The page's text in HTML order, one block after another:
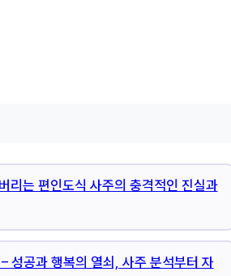
리는 편인도식 사주의 충격적인 진실과
성공과 행복의 열쇠, 사주 분석부터 자